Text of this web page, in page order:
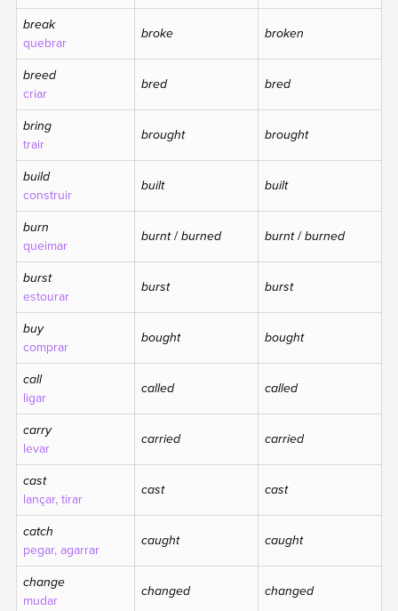
break
quebrar broke broken
breed
criar bred bred
bring
trair brought brought
build
construir built built
burn
queimar burnt/ burned burnt/ burned
burst
estourar burst burst
buy
comprar bought bought
call
ligar called called
carry
levar carried carried
cast
lançar, tirar cast cast
catch
pegar, agarrar caught caught
change
mudar changed changed